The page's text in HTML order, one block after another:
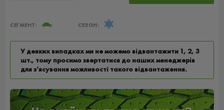
СЕГМЕНТ: СЕЗОН:
У деяких випадках ми не можемо відвантажити 1, 2, 3
шт., тому просимо звертатися до наших менеджерів
для з’ясування можливості такого відвантаження.